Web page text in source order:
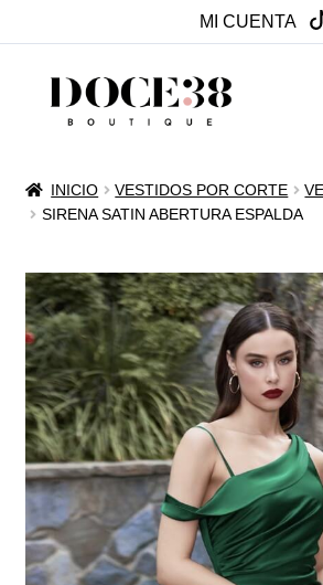
MI CUENTA
SALTAR
VENTA
REBAJAS
VESTIDOS DE NOVIA
OTROS
ACCESORIOS
INICIO VESTIDOS POR CORTE
SIRENA SATIN ABERTURA ESPALDA